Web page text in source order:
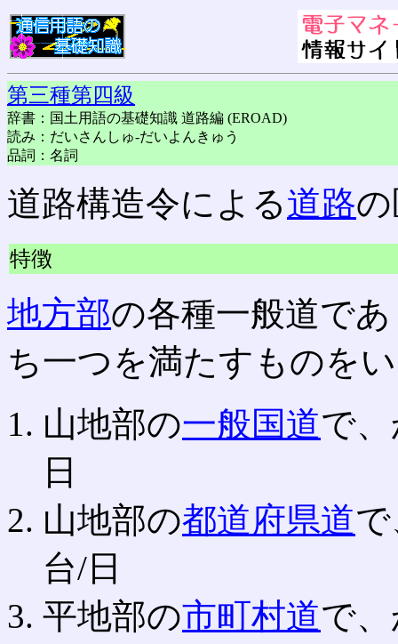
第三種第四級
辞書：国土用語の基礎知識 道路編 (EROAD)
読み：だいさんしゅ-だいよんきゅう
品詞：名詞
道路構造令による道路
特徴
地方部の各種一般道で
ち一つを満たすものを
山地部の一般国道で
日
山地部の都道府県道
台/日
平地部の市町村道で